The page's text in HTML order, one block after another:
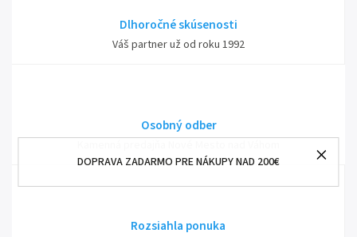
DOPRAVA ZADARMO PRE NÁKUPY NAD 200€
Dlhoročné skúsenosti
Váš partner už od roku 1992
Osobný odber
Rozsiahla ponuka